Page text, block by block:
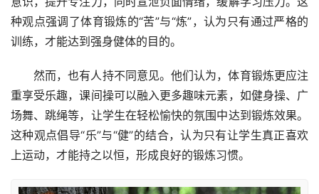
种观点强调了体育锻炼的“苦”与“炼”，认为只有通过严格的
训练，才能达到强身健体的目的。
然而，也有人持不同意见。他们认为，体育锻炼更应注
重享受乐趣，课间操可以融入更多趣味元素，如健身操、广
场舞、跳绳等，让学生在轻松愉快的氛围中达到锻炼效果。
这种观点倡导“乐”与“健”的结合，认为只有让学生真正喜欢
上运动，才能持之以恒，形成良好的锻炼习惯。